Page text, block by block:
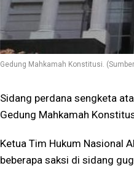
Gedung Mahkamah Konstitusi.
Sidang perdana sengketa
Gedung Mahkamah
Ketua Tim Hukum Nasional
beberapa saksi di sidang